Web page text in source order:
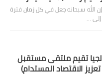
الله سبحانه جعل في كل زمان فترة
…
تقيم ملتقى مستقبل
الاقتصاد المستدام)